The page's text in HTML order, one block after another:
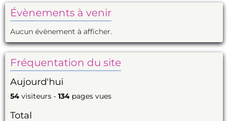
Évènements à venir
Aucun évènement à afficher.
Fréquentation du site
Aujourd'hui
54 visiteurs - 134 pages vues
Total